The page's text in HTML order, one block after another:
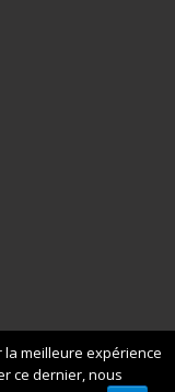
sitemeilleure expérience
ce dernier, nous